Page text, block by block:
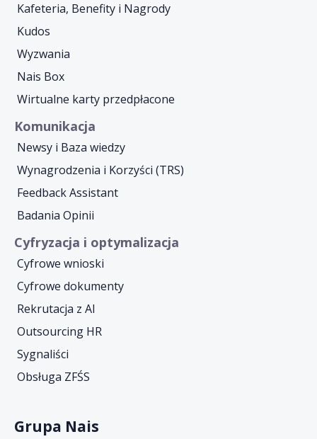
Kafeteria, Benefity i Nagrody
Kudos
Wyzwania
Nais Box
Wirtualne karty przedpłacone
Komunikacja
Newsy i Baza wiedzy
Wynagrodzenia i Korzyści (TRS)
Feedback Assistant
Badania Opinii
Cyfryzacja i optymalizacja
Cyfrowe wnioski
Cyfrowe dokumenty
Rekrutacja z AI
Outsourcing HR
Sygnaliści
Obsługa ZFŚS
Grupa Nais